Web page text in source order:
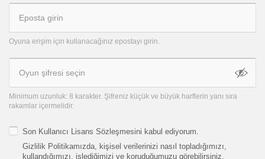
Oyuna erişim için kullanacağınız epostayı girin.
Minimum uzunluk: 8 karakter. Şifreniz küçük ve büyük harflerin yanı sıra
rakamlar içermelidir.
Son Kullanıcı Lisans Sözleşmesini kabul ediyorum.
Gizlilik Politikamızda, kişisel verilerinizi nasıl topladığımızı,
kullandığımızı, işlediğimizi ve koruduğumuzu görebilirsiniz.